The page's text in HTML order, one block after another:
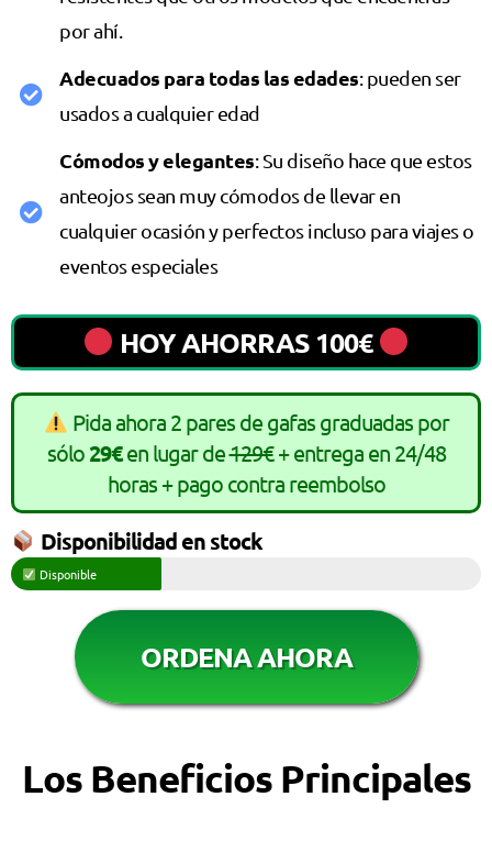
por ahí.
​Adecuados para todas las edades: pueden ser
usados a cualquier edad
Cómodos y elegantes: Su diseño hace que estos
anteojos sean muy cómodos de llevar en
cualquier ocasión y perfectos incluso para viajes o
eventos especiales
HOY AHORRAS 100€
Pida ahora 2 pares de gafas graduadas por
sólo 29€en lugar de129€+ entrega en 24/48
horas + pago contra reembolso
Disponibilidad en stock
Disponible
ORDENA AHORA
Los Beneficios Principales